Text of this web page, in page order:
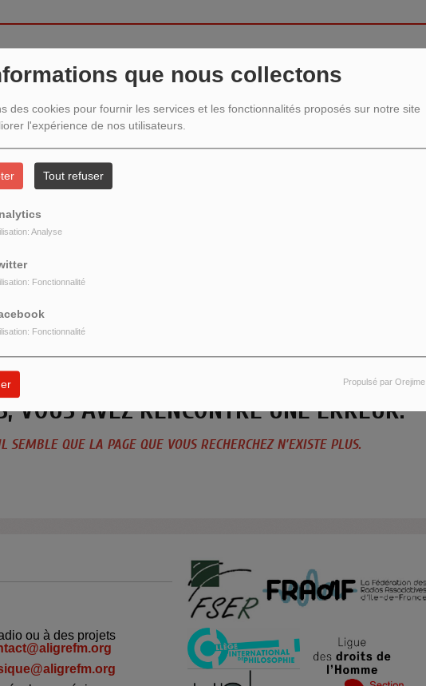
que nous collectons
des cookies pour fournir les services et les fonctionnalités proposés sur notre site
l'expérience de nos utilisateurs.
Tout refuser
Analyse
Fonctionnalité
Fonctionnalité
Propulsé par Orejime
404
VOUS AVEZ RENCONTRÉ UNE ERREUR.
SEMBLE QUE LA PAGE QUE VOUS RECHERCHEZ N’EXISTE PLUS.
ou à des projets